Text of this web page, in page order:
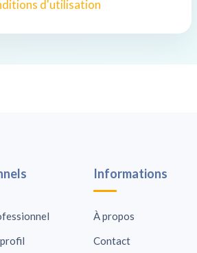
d'utilisation
Informations
À propos
Contact